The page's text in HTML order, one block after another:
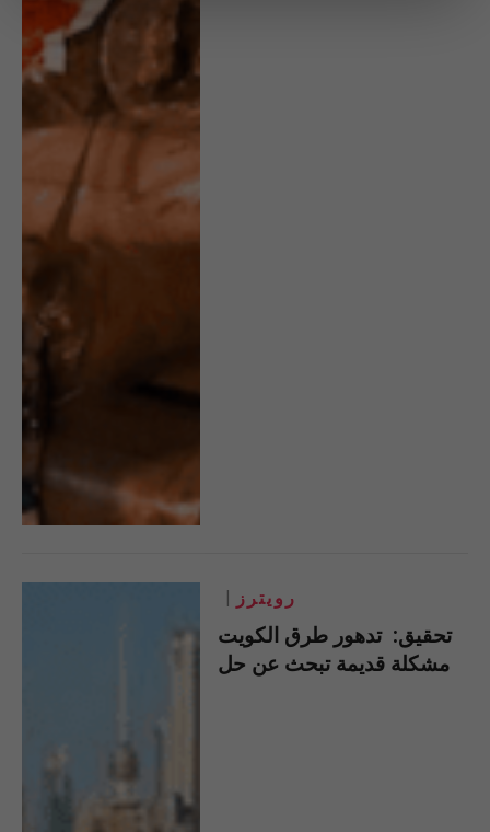
رويترز
تحقيق: تدهور طرق الكويت
مشكلة قديمة تبحث عن حل